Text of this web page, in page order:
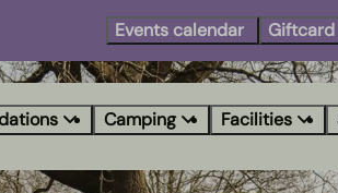
Events calendar Giftcard
Camping Facilities